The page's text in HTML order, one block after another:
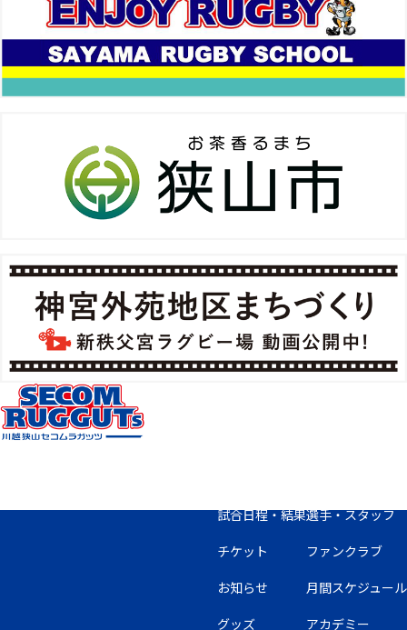
試合日程・結果
チケット
お知らせ
グッズ
選手・スタッフ
ファンクラブ
月間スケジュール
アカデミー